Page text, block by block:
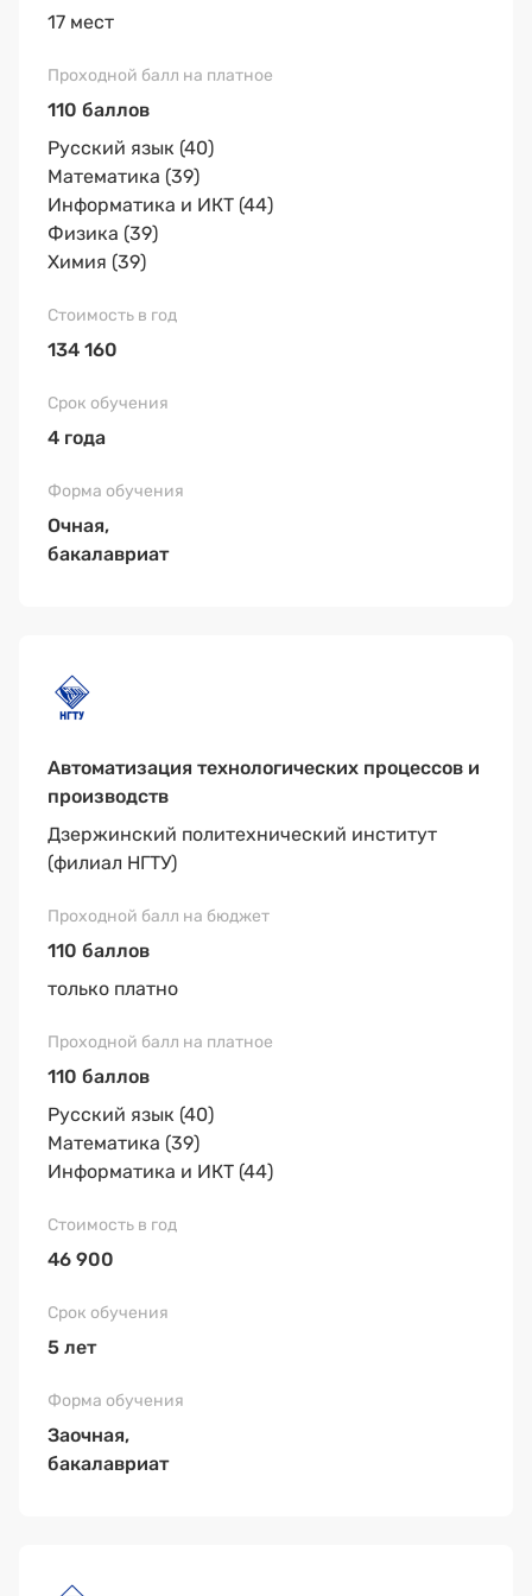
17 мест
110 баллов
Русский язык (40)
Математика (39)
Информатика и ИКТ (44)
Физика (39)
Химия (39)
134 160
4 года
Очная,
бакалавриат
Автоматизация технологических процессов и
производств
Дзержинский политехнический институт
(филиал НГТУ)
110 баллов
только платно
110 баллов
Русский язык (40)
Математика (39)
Информатика и ИКТ (44)
46 900
5 лет
Заочная,
бакалавриат